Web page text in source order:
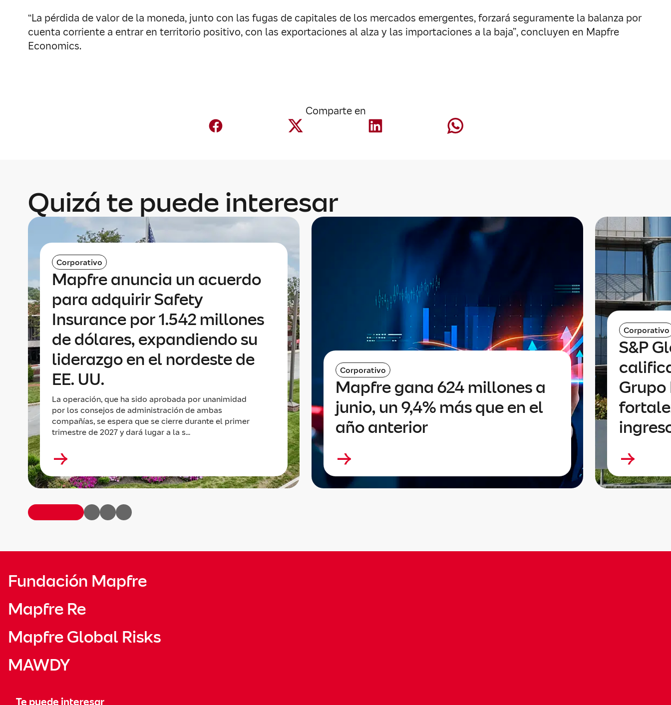
“La pérdida de valor de la moneda, junto con las fugas de capitales de los mercados emergentes, forzará seguramente la balanza por
cuenta corriente a entrar en territorio positivo, con las exportaciones al alza y las importaciones a la baja”, concluyen en Mapfre
Economics.
Comparte en
Quizá te puede interesar
Corporativo
Mapfre anuncia un acuerdo
para adquirir Safety
Insurance por 1.542 millones
de dólares, expandiendo su
liderazgo en el nordeste de
EE. UU.
La operación, que ha sido aprobada por unanimidad
por los consejos de administración de ambas
compañías, se espera que se cierre durante el primer
trimestre de 2027 y dará lugar a la s...
Corporativo
Mapfre gana 624 millones a
junio, un 9,4% más que en el
año anterior
Corporativo
S&P
Fundación Mapfre
Mapfre Re
Mapfre Global Risks
MAWDY
Te puede interesar